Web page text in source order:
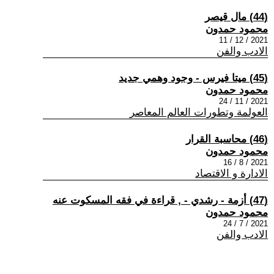
(44) مال قيصر
محمود حمدون
2021 / 12 / 11
الادب والفن
(45) ميتا فيرس - وجود وهمي جديد
محمود حمدون
2021 / 11 / 24
العولمة وتطورات العالم المعاصر
(46) محاسبة القرار
محمود حمدون
2021 / 8 / 16
الادارة و الاقتصاد
(47) أزمة - رشدي - , قراءة في فقه المسكوت عنه
محمود حمدون
2021 / 7 / 24
الادب والفن